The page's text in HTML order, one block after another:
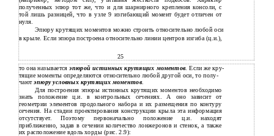
полученных эпюр тот же, что и для шарнирного крепления консоли, с
той лишь разницей, что в узле 9 изгибающий момент будет отличен от
нуля.
Эпюру крутящих моментов можно строить относительно любой оси
в крыле. Если эпюра построена относительно линии центров изгиба (ц.и.),
25
то она называетсяэпюрой истинных крутящих моментов. Если же кру-
тящие моменты определяются относительно любой другой оси, то полу-
чаютэпюру условных крутящих моментов.
Для построения эпюры истинных крутящих моментов необходимо
знать положение ц.и. в контрольных сечениях. А оно зависит от
геометрии элементов продольного набора и их размещения по контуру
сечения. На стадии проектирования конструкции крыла эта информация
отсутствует. Поэтому первоначально положение ц.и. находят
приближенно, задав в сечении количество лонжеронов и стенок, а также
их расположение вдоль хорды (рис. 2.9):